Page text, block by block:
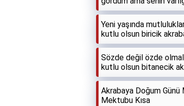
Yeni yaşında
kutlu olsun biricik
Sözde değil özde
kutlu olsun bitanecik
Akrabaya Doğum Günü
Mektubu Kısa